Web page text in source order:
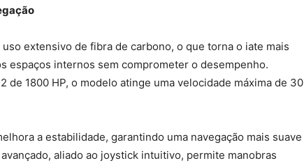
extensivo de fibra de carbono, o que torna o iate mais
espaços internos sem comprometer o desempenho.
de 1800 HP, o modelo atinge uma velocidade máxima de 30
a estabilidade, garantindo uma navegação mais suave
aliado ao joystick intuitivo, permite manobras